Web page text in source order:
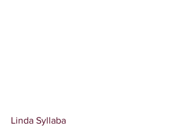
Linda Syllaba